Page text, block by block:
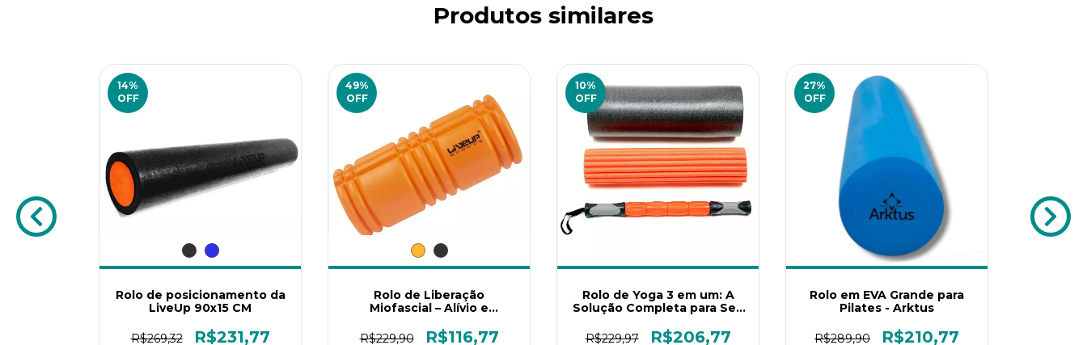
Produtos similares
14%
OFF
Rolo de posicionamento da
LiveUp 90x15 CM
R$269,32 R$231,77
49%
OFF
Rolo de Liberação
Miofascial – Alívio e
Eficiente
R$229,90 R$116,77
10%
OFF
Rolo de Yoga 3 em um: A
Solução Completa para Seu
R$229,97
R$206,77
27%
OFF
Rolo em EVA Grande para
Pilates - Arktus
R$289,90 R$210,77